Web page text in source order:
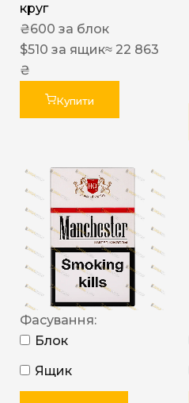
круг
₴600 за блок
$510 за ящик≈ 22 863
₴
Купити
Фасування:
Блок
Ящик